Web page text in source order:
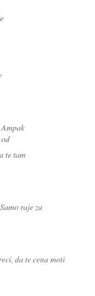
te tam
raje za
da te cena moti